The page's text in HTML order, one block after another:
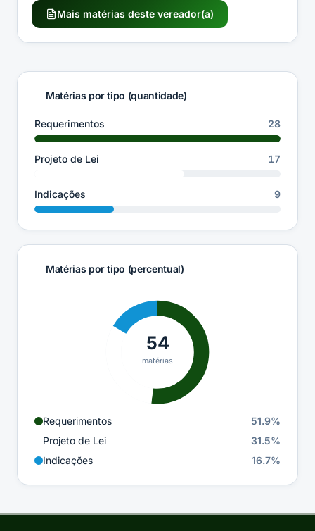
Mais matérias deste vereador(a)
Matérias por tipo (quantidade)
Requerimentos 28
Projeto de Lei 17
Indicações 9
Matérias por tipo (percentual)
54
matérias
Requerimentos 51.9%
Projeto de Lei
31.5%
Indicações
16.7%